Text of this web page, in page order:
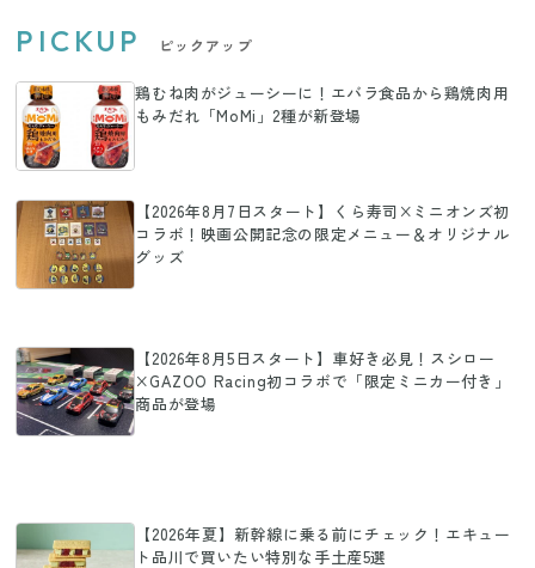
PICKUP ピックアップ
鶏むね肉がジューシーに！エバラ食品から鶏焼肉用
もみだれ「MoMi」2種が新登場
【2026年8月7日スタート】くら寿司×ミニオンズ初
コラボ！映画公開記念の限定メニュー＆オリジナル
グッズ
【2026年8月5日スタート】車好き必見！スシロー
×GAZOO Racing初コラボで「限定ミニカー付き」
商品が登場
【2026年夏】新幹線に乗る前にチェック！エキュー
ト品川で買いたい特別な手土産5選